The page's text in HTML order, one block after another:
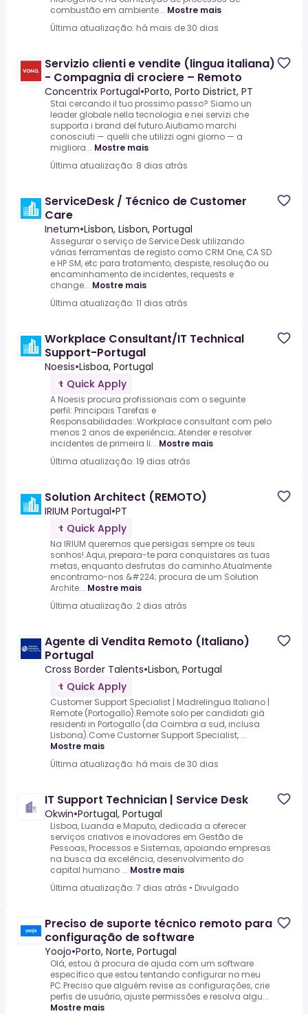
combustão em ambiente... Mostre mais
Última atualização: há mais de 30 dias
Servizio clienti e vendite (lingua italiana)
- Compagnia di crociere – Remoto
Concentrix Portugal•Porto, Porto District, PT
Stai cercando il tuo prossimo passo? Siamo un
leader globale nella tecnologia e nei servizi che
supporta i brand del futuro.Aiutiamo marchi
conosciuti — quelli che utilizzi ogni giorno — a
migliora... Mostre mais
Última atualização: 8 dias atrás
ServiceDesk / Técnico de Customer
Care
Inetum•Lisbon, Lisbon, Portugal
Assegurar o serviço de Service Desk utilizando
várias ferramentas de registo como CRM One, CA SD
e HP SM, etc para tratamento, despiste, resolução ou
encaminhamento de incidentes, requests e
change... Mostre mais
Última atualização: 11 dias atrás
Workplace Consultant/IT Technical
Support-Portugal
Noesis•Lisboa, Portugal
Quick Apply
A Noesis procura profissionais com o seguinte
perfil:.Principais Tarefas e
Responsabilidades:.Workplace consultant com pelo
menos 2 anos de experiência;.Atender e resolver
incidentes de primeira li... Mostre mais
Última atualização: 19 dias atrás
Solution Architect (REMOTO)
IRIUM Portugal•PT
Quick Apply
Na IRIUM queremos que persigas sempre os teus
sonhos!.Aqui, prepara-te para conquistares as tuas
metas, enquanto desfrutas do caminho.Atualmente
encontramo-nos &#224; procura de um Solution
Archite... Mostre mais
Última atualização: 2 dias atrás
Agente di Vendita Remoto (Italiano)
Portugal
Cross Border Talents•Lisbon, Portugal
Quick Apply
Customer Support Specialist | Madrelingua Italiano |
Remote (Portogallo).Remote solo per candidati già
residenti in Portogallo (da Coimbra a sud, inclusa
Lisbona).Come Customer Support Specialist, ...
Mostre mais
Última atualização: há mais de 30 dias
IT Support Technician | Service Desk
Okwin•Portugal, Portugal
Lisboa, Luanda e Maputo, dedicada a oferecer
serviços criativos e inovadores em Gestão de
Pessoas, Processos e Sistemas, apoiando empresas
na busca da excelência, desenvolvimento do
capital humano ... Mostre mais
Última atualização: 7 dias atrás • Divulgado
Preciso de suporte técnico remoto para
configuração de software
Yoojo•Porto, Norte, Portugal
Olá, estou à procura de ajuda com um software
específico que estou tentando configurar no meu
PC.Preciso que alguém revise as configurações, crie
perfis de usuário, ajuste permissões e resolva algu...
Mostre mais